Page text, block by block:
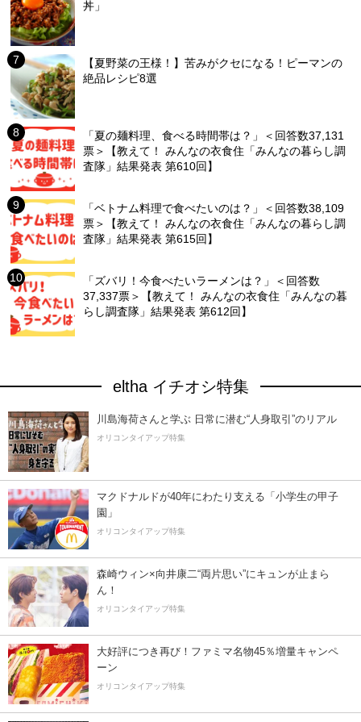
丼」
【夏野菜の王様！】苦みがクセになる！ピーマンの
絶品レシピ8選
「夏の麺料理、食べる時間帯は？」＜回答数37,131
票＞【教えて！ みんなの衣食住「みんなの暮らし調
査隊」結果発表 第610回】
「ベトナム料理で食べたいのは？」＜回答数38,109
票＞【教えて！ みんなの衣食住「みんなの暮らし調
査隊」結果発表 第615回】
「ズバリ！今食べたいラーメンは？」＜回答数
37,337票＞【教えて！ みんなの衣食住「みんなの暮
らし調査隊」結果発表 第612回】
eltha イチオシ特集
川島海荷さんと学ぶ 日常に潜む“人身取引”のリアル
オリコンタイアップ特集
マクドナルドが40年にわたり支える「小学生の甲子
園」
オリコンタイアップ特集
森崎ウィン×向井康二“両片思い”にキュンが止まら
ん！
オリコンタイアップ特集
大好評につき再び！ファミマ名物45％増量キャンペ
ーン
オリコンタイアップ特集